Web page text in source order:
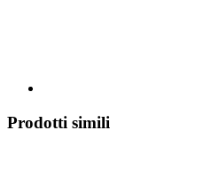
Prodotti simili